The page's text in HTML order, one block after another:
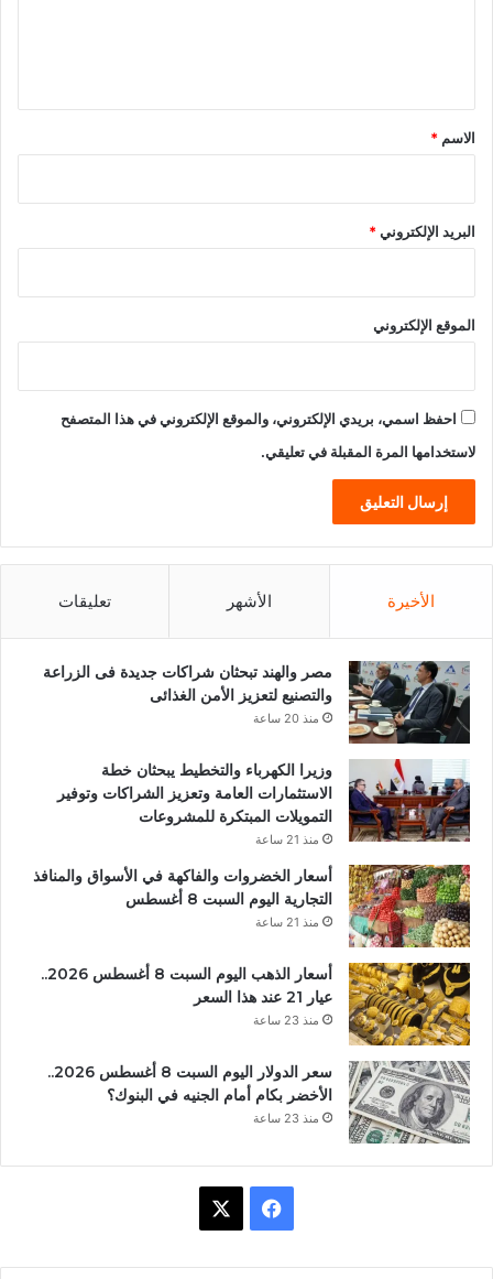
*
الاسم *
البريد الإلكتروني*
الموقع الإلكتروني
احفظ اسمي، بريدي الإلكتروني، والموقع الإلكتروني في هذا المتصفح
لاستخدامها المرة المقبلة في تعليقي.
الأخيرة الأشهر تعليقات
مصر والهند تبحثان شراكات جديدة فى الزراعة
والتصنيع لتعزيز الأمن الغذائى
منذ 20 ساعة
وزيرا الكهرباء والتخطيط يبحثان خطة
الاستثمارات العامة وتعزيز الشراكات وتوفير
التمويلات المبتكرة للمشروعات
منذ 21 ساعة
أسعار الخضروات والفاكهة في الأسواق والمنافذ
التجارية اليوم السبت 8 أغسطس
منذ 21 ساعة
أسعار الذهب اليوم السبت 8 أغسطس 2026..
عيار 21 عند هذا السعر
منذ 23 ساعة
سعر الدولار اليوم السبت 8 أغسطس 2026..
الأخضر بكام أمام الجنيه في البنوك؟
منذ 23 ساعة